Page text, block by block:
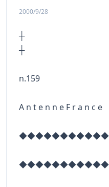
2000/9/28
┼
n.159
A n t e n n e F r a n c e